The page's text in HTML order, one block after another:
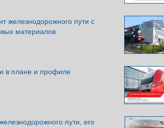
железнодорожного пути с
материалов
в плане и профиле
пути, его